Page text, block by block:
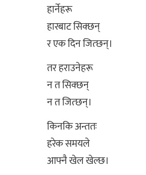
हार्नेहरू
हारबाट सिक्छन्
र एक दिन जित्छन्।
तर हराउनेहरू
न त सिक्छन्
न त जित्छन्।
किनकि अन्ततः
हरेक समयले
आफ्नै खेल खेल्छ।